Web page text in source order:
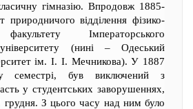
гімназію. Впродовж 1885-
відділення фізико-
Імператорського
університету (нині – Одеський
ім. І. І. Мечникова). У 1887
семестрі, був виключений з
у студентських заворушеннях,
грудня. З цього часу над ним було